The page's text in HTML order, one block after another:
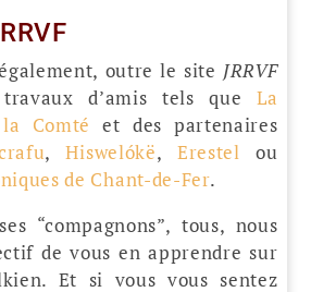
outre le site JRRVF
d’amis tels queLa
Comté et des partenaires
,Hiswelókë, Erestel ou
de Chant-de-Fer.
“compagnons”, tous, nous
de vous en apprendre sur
Et si vous vous sentez